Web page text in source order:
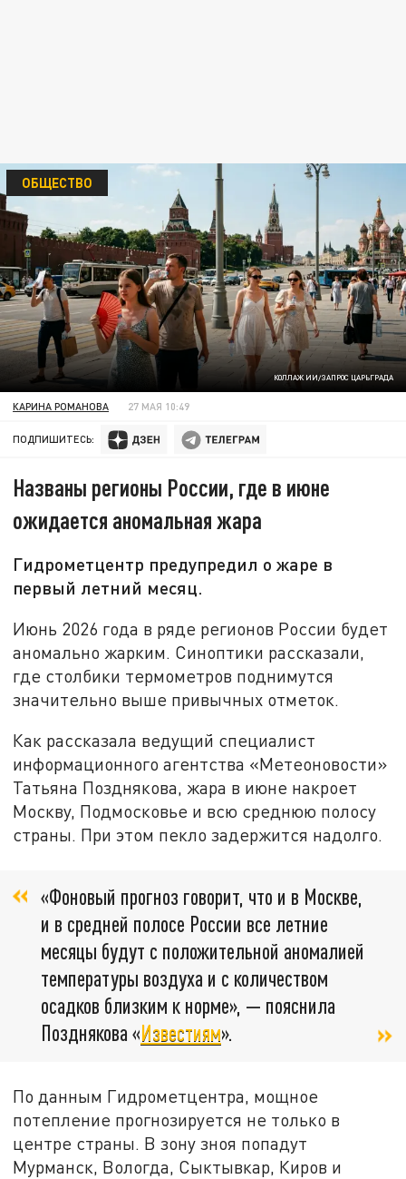
КОЛЛАЖ ИИ/ЗАПРОС ЦАРЬГРАДА
ОБЩЕСТВО
КАРИНА РОМАНОВА 27 МАЯ 10:49
ПОДПИШИТЕСЬ:
Названы регионы России, где в июне
ожидается аномальная жара
Гидрометцентр предупредил о жаре в
первый летний месяц.
Июнь 2026 года в ряде регионов России будет
аномально жарким. Синоптики рассказали,
где столбики термометров поднимутся
значительно выше привычных отметок.
Как рассказала ведущий специалист
информационного агентства «Метеоновости»
Татьяна Позднякова, жара в июне накроет
Москву, Подмосковье и всю среднюю полосу
страны. При этом пекло задержится надолго.
«Фоновый прогноз говорит, что и в Москве,
и в средней полосе России все летние
месяцы будут с положительной аномалией
температуры воздуха и с количеством
осадков близким к норме», — пояснила
Позднякова «Известиям».
По данным Гидрометцентра, мощное
потепление прогнозируется не только в
центре страны. В зону зноя попадут
Мурманск, Вологда, Сыктывкар, Киров и